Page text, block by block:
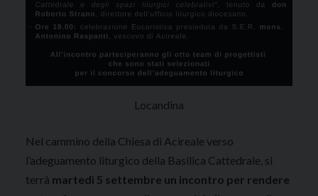
Locandina
Nel cammino della Chiesa di Acireale verso
l’adeguamento liturgico della Basilica Cattedrale, si
terrà martedì 5 settembre un incontro per rendere